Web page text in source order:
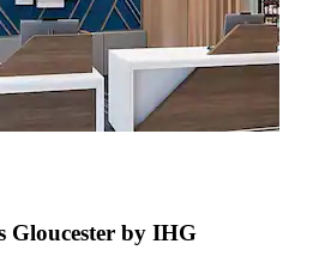
Gloucester by IHG